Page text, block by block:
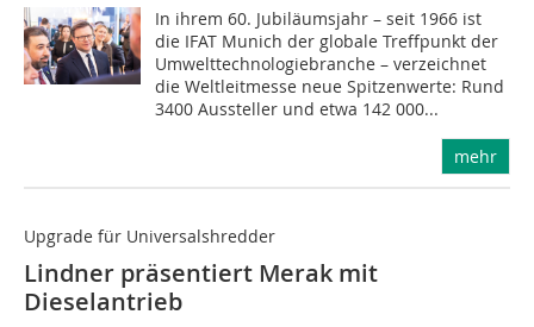
In ihrem 60. Jubiläumsjahr – seit 1966 ist
die IFAT Munich der globale Treffpunkt der
Umwelttechnologiebranche – verzeichnet
die Weltleitmesse neue Spitzenwerte: Rund
3400 Aussteller und etwa 142 000...
mehr
Upgrade für Universalshredder
Lindner präsentiert Merak mit
Dieselantrieb